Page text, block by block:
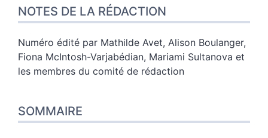
NOTES DE LA RÉDACTION
Numéro édité par Mathilde Avet, Alison Boulanger,
Fiona McIntosh-Varjabédian, Mariami Sultanova et
les membres du comité de rédaction
SOMMAIRE